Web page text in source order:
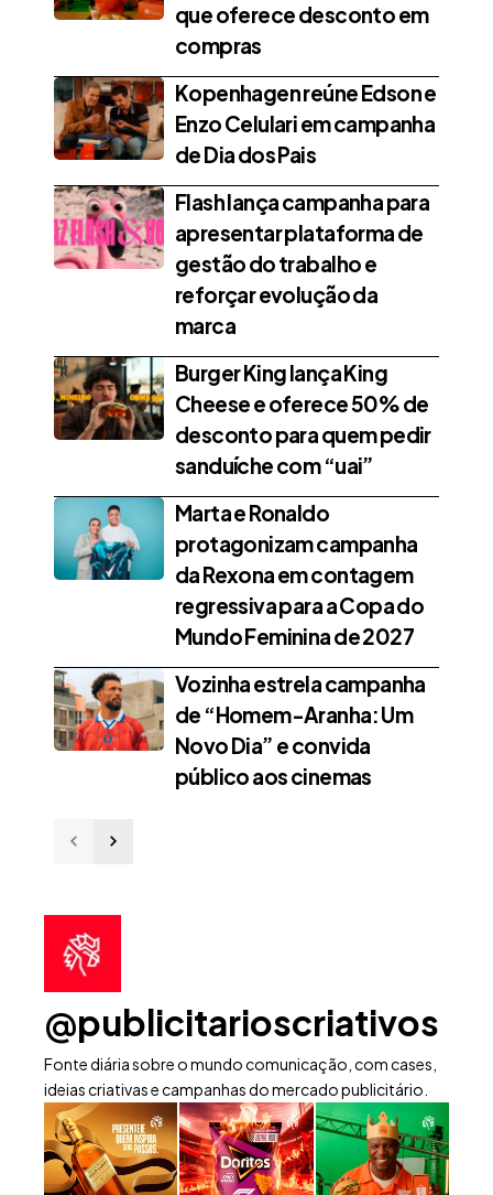
que oferece desconto em
compras
Kopenhagen reúne Edson e
Enzo Celulari em campanha
de Dia dos Pais
Flash lança campanha para
apresentar plataforma de
gestão do trabalho e
reforçar evolução da
marca
Burger King lança King
Cheese e oferece 50% de
desconto para quem pedir
sanduíche com “uai”
Marta e Ronaldo
protagonizam campanha
da Rexona em contagem
regressiva para a Copa do
Mundo Feminina de 2027
Vozinha estrela campanha
de “Homem-Aranha: Um
Novo Dia” e convida
público aos cinemas
@publicitarioscriativos
Fonte diária sobre o mundo comunicação, com cases,
ideias criativas e campanhas do mercado publicitário.